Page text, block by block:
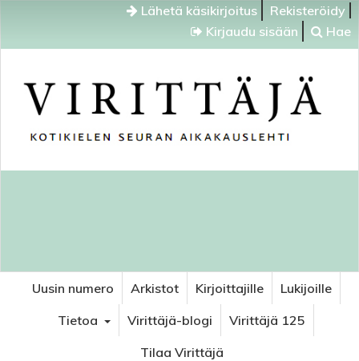
Lähetä käsikirjoitus
Rekisteröidy
Kirjaudu sisään
Hae
Uusin numero Arkistot Kirjoittajille
Lukijoille
Tietoa
Virittäjä-blogi
Virittäjä 125
Tilaa Virittäjä